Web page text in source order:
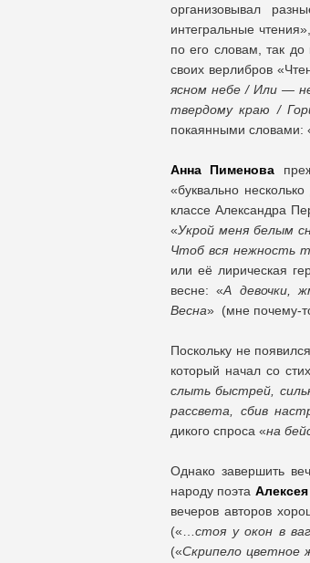
организовывал
интегральные
по его словам, так
своих верлибров
ясном небе / Или —
твердому краю /
покаянными словами:
Анна Пименова
«буквально
классе Александра
«Укрой меня белым
Чтоб вся нежность
или её лирическая
весне: «А девочки,
Весна» (мне почему-
Поскольку не
который начал со
слыть быстрей,
рассвета, сбив
дикого спроса «на
Однако завершить
народу поэта
вечеров авторов
(«… стоя у окон в
(«Скрипело цветное